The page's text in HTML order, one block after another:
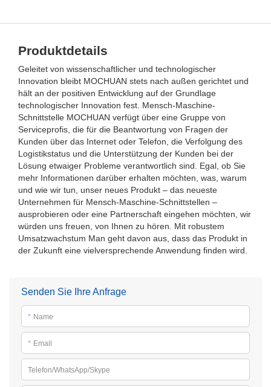
Produktdetails
Geleitet von wissenschaftlicher und technologischer
Innovation bleibt MOCHUAN stets nach außen gerichtet und
hält an der positiven Entwicklung auf der Grundlage
technologischer Innovation fest. Mensch-Maschine-
Schnittstelle MOCHUAN verfügt über eine Gruppe von
Serviceprofis, die für die Beantwortung von Fragen der
Kunden über das Internet oder Telefon, die Verfolgung des
Logistikstatus und die Unterstützung der Kunden bei der
Lösung etwaiger Probleme verantwortlich sind. Egal, ob Sie
mehr Informationen darüber erhalten möchten, was, warum
und wie wir tun, unser neues Produkt – das neueste
Unternehmen für Mensch-Maschine-Schnittstellen –
ausprobieren oder eine Partnerschaft eingehen möchten, wir
würden uns freuen, von Ihnen zu hören. Mit robustem
Umsatzwachstum Man geht davon aus, dass das Produkt in
der Zukunft eine vielversprechende Anwendung finden wird.
Senden Sie Ihre Anfrage
* Name
* Email
Telefon/WhatsApp/Skype